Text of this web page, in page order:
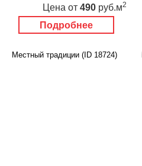
Подробнее
Цена от 490 руб.м2
Местный традиции (ID 18724)